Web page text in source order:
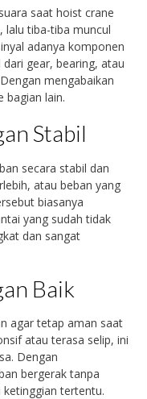
saat hoist crane
lalu tiba-tiba muncul
adanya komponen
gear, bearing, atau
mengabaikan
bagian lain.
Stabil
secara stabil dan
atau beban yang
biasanya
yang sudah tidak
dan sangat
Baik
agar tetap aman saat
atau terasa selip, ini
Dengan
bergerak tanpa
tertentu.